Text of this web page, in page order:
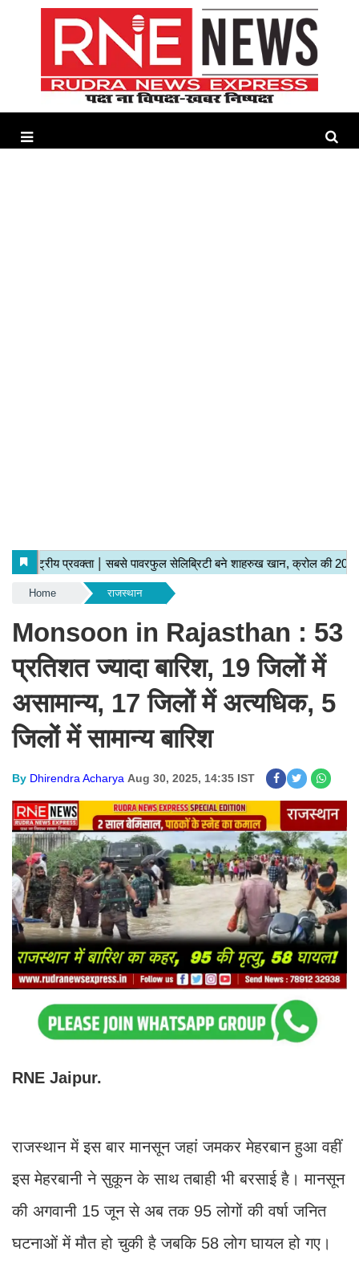
Home राजस्थान
Monsoon in Rajasthan : 53
प्रतिशत ज्यादा बारिश, 19 जिलों में
असामान्य, 17 जिलों में अत्यधिक, 5
जिलों में सामान्य बारिश
By Dhirendra Acharya Aug 30, 2025, 14:35 IST
RNE Jaipur.
राजस्थान में इस बार मानसून जहां जमकर मेहरबान हुआ वहीं
इस मेहरबानी ने सुकून के साथ तबाही भी बरसाई है। मानसून
की अगवानी 15 जून से अब तक 95 लोगों की वर्षा जनित
घटनाओं में मौत हो चुकी है जबकि 58 लोग घायल हो गए।